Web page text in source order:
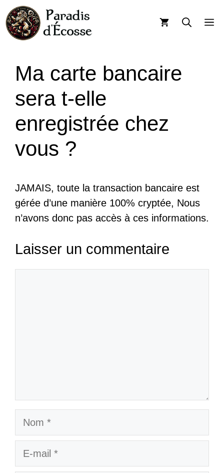
Aller
au
contenu
Ma carte bancaire
sera t-elle
enregistrée chez
vous ?
JAMAIS, toute la transaction bancaire est
gérée d’une manière 100% cryptée, Nous
n’avons donc pas accès à ces informations.
Laisser un commentaire
Nom
E-